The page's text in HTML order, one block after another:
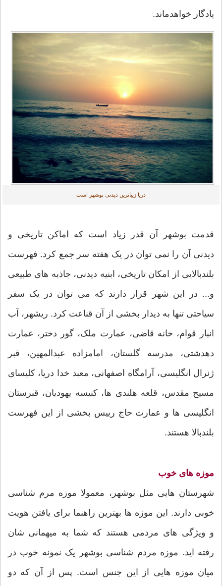
یادگار خواهدماند.
دریا زیباترین دیدنی بوشهر است
قدمت بوشهر آن قدر زیاد است که اماکن تاریخی و
دیدنی آن را نمی توان در یک هفته سر جمع کرد. فهرست
بلندبالایی از امکان تاریخی، ابنیه دیدنی، جاذبه های طبیعی
و... در این شهر قرار دارند که می توان در یک سفر
سیاحتی تنها به دیدار بخشی از آن قناعت کرد. ریشهر، آب
انبار قوام، خانه قاضی، عمارت ملک، گور دختر، عمارت
دهدشتی، مدرسه گلستان، امامزاده عبدالمهین، قبر
ژنرال انگلیسی، آرامگاه اصفهانی، معبد خدا دریا، کلیسای
مسیح مقدس، قلعه هلندی ها، کنیسه یهودیان، قبرستان
انگلیسی ها و عمارت حاج رییس بخشی از این فهرست
بلندبالا هستند.
موزه های خوب
شهرستان هایی مثل بوشهر، معمولا موزه مرم شناسی
خوبی دارند. این موزه ها بهترین راهنما برای یافتن هویت
و ویژگی های مردمی هستند که شما به میهمانی شان
رفته اید. موزه مردم شناسی بوشهر یک نمونه خوب در
میان موزه هایی از این جنس است. پس از آن که دو